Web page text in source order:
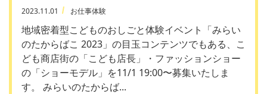
2023.11.01 お仕事体験
地域密着型こどものおしごと体験イベント「みらい
のたからばこ 2023」の目玉コンテンツでもある、こ
ども商店街の「こども店長」・ファッションショー
の「ショーモデル」を11/1 19:00〜募集いたしま
す。 みらいのたからば...